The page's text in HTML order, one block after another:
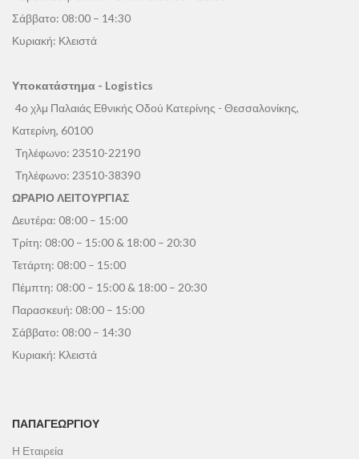
Σάββατο: 08:00 – 14:30
Κυριακή: Κλειστά
Υποκατάστημα - Logistics
4ο χλμ Παλαιάς Εθνικής Οδού Κατερίνης - Θεσσαλονίκης,
Κατερίνη, 60100
Τηλέφωνο: 23510-22190
Τηλέφωνο: 23510-38390
ΩΡΑΡΙΟ ΛΕΙΤΟΥΡΓΙΑΣ
Δευτέρα: 08:00 – 15:00
Τρίτη: 08:00 – 15:00 & 18:00 – 20:30
Τετάρτη: 08:00 – 15:00
Πέμπτη: 08:00 – 15:00 & 18:00 – 20:30
Παρασκευή: 08:00 – 15:00
Σάββατο: 08:00 – 14:30
Κυριακή: Κλειστά
ΠΑΠΑΓΕΩΡΓΊΟΥ
Η Εταιρεία